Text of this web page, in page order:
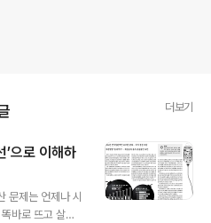
더보기
’으로 이해하
문제는 언제나 시
바로 뜨고 살펴